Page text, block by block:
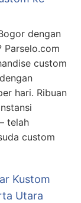
dengan
Parselo.com
custom
hari. Ribuan
telah
custom
Kustom
Utara